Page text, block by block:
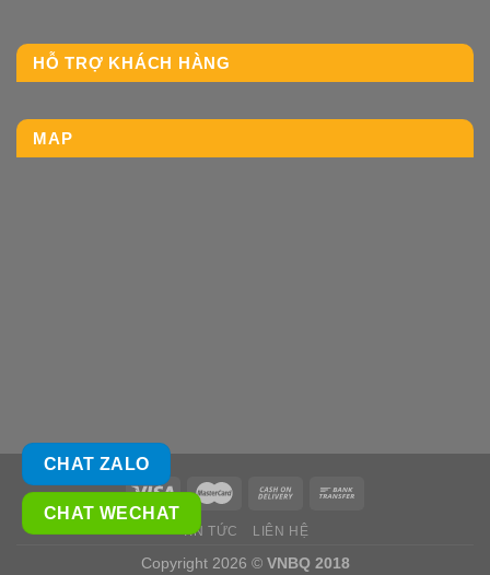
HỖ TRỢ KHÁCH HÀNG
MAP
TIN TỨC LIÊN HỆ
Copyright 2026 © VNBQ 2018
CHAT ZALO
CHAT WECHAT